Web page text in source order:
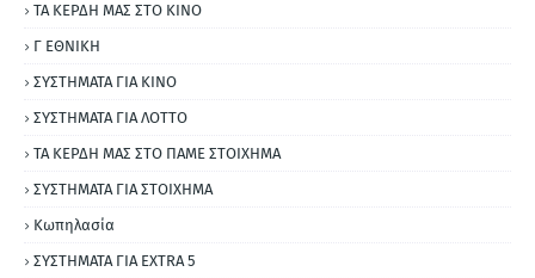
ΤΑ ΚΕΡΔΗ ΜΑΣ ΣΤΟ ΚΙΝΟ
Γ ΕΘΝΙΚΗ
ΣΥΣΤΗΜΑΤΑ ΓΙΑ ΚΙΝΟ
ΣΥΣΤΗΜΑΤΑ ΓΙΑ ΛΟΤΤΟ
ΤΑ ΚΕΡΔΗ ΜΑΣ ΣΤΟ ΠΑΜΕ ΣΤΟΙΧΗΜΑ
ΣΥΣΤΗΜΑΤΑ ΓΙΑ ΣΤΟΙΧΗΜΑ
Κωπηλασία
ΣΥΣΤΗΜΑΤΑ ΓΙΑ ΕΧΤRΑ 5